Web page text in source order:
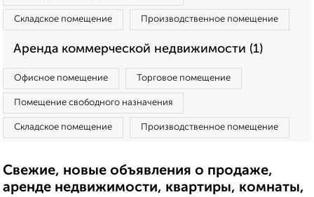
Складское помещение Производственное помещение
Аренда коммерческой недвижимости (1)
Офисное помещение Торговое помещение
Помещение свободного назначения
Складское помещение Производственное помещение
Свежие, новые объявления о продаже,
аренде недвижимости, квартиры, комнаты,